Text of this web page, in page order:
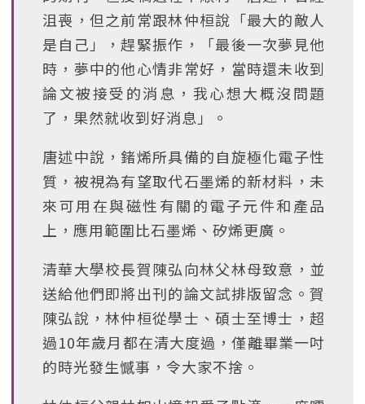
沮喪，但之前常跟林仲桓說「最大的敵人
是自己」，趕緊振作，「最後一次夢見他
時，夢中的他心情非常好，當時還未收到
論文被接受的消息，我心想大概沒問題
了，果然就收到好消息」。
唐述中說，鍺烯所具備的自旋極化電子性
質，被視為有望取代石墨烯的新材料，未
來可用在與磁性有關的電子元件和產品
上，應用範圍比石墨烯、矽烯更廣。
清華大學校長賀陳弘向林父林母致意，並
送給他們即將出刊的論文試排版留念。賀
陳弘說，林仲桓從學士、碩士至博士，超
過10年歲月都在清大度過，僅離畢業一吋
的時光發生憾事，令大家不捨。